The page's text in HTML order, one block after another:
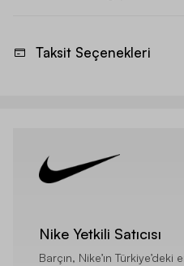
Taksit Seçenekleri
Nike Yetkili Satıcısı
Barçın, Nike’ın